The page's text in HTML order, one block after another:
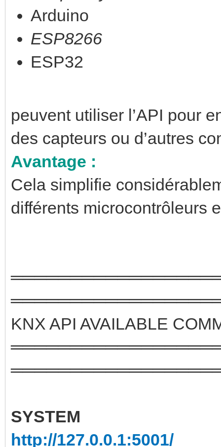
Arduino
ESP8266
ESP32
peuvent utiliser l’API pour
des capteurs ou d’autres
Avantage :
Cela simplifie
différents microcontrôleurs
KNX API AVAILABLE
SYSTEM
http://127.0.0.1:5001/